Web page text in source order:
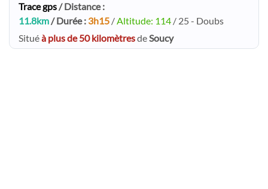
Trace gps/ Distance :
11.8km/ Durée : 3h15 /Altitude: 114 / 25 - Doubs
Situéà plus de 50 kilomètresdeSoucy